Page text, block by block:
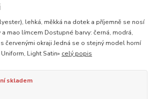
lehká, měkká na dotek a příjemně se nosí
mao límcem Dostupné barvy: černá, modrá,
červenými okraji Jedná se o stejný model horní
Light Satin» celý popis
skladem